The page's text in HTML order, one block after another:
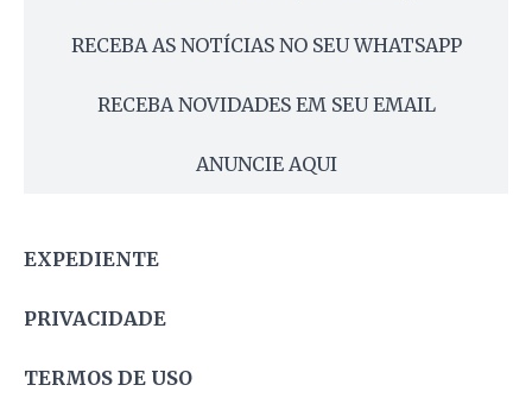
RECEBA AS NOTÍCIAS NO SEU WHATSAPP
RECEBA NOVIDADES EM SEU EMAIL
ANUNCIE AQUI
EXPEDIENTE
PRIVACIDADE
TERMOS DE USO